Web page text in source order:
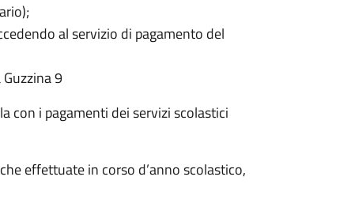
al servizio di pagamento del
9
con i pagamenti dei servizi scolastici
effettuate in corso d’anno scolastico,